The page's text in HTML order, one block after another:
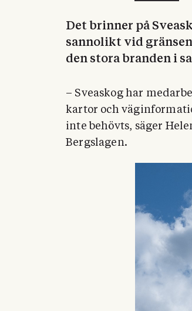
Det brinner på
sannolikt vid
den stora branden i
– Sveaskog har
kartor och
inte behövts, säger
Bergslagen.